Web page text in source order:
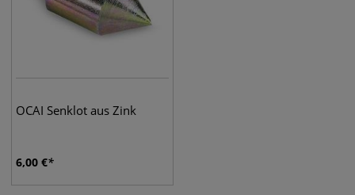
OCAI Senklot aus Zink
6,00 €